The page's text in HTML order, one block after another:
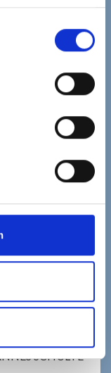
Erklärung und in
SCHULTE